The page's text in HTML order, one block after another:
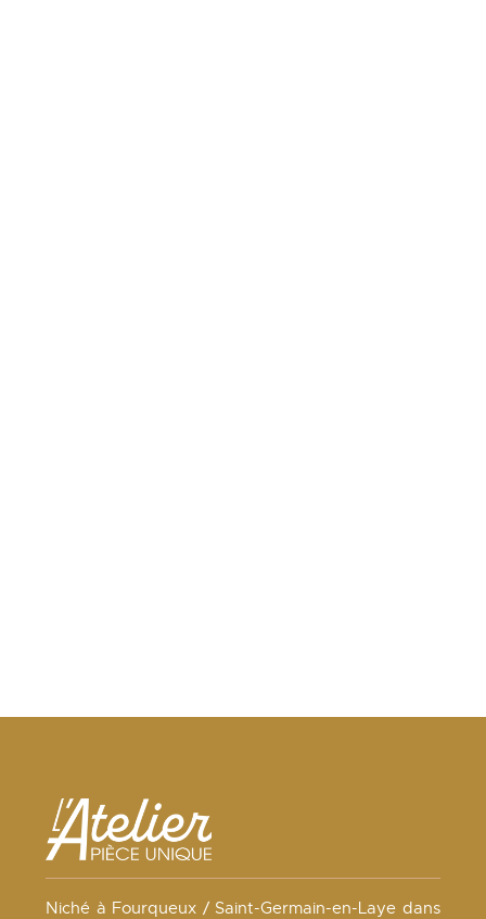
Niché à Fourqueux / Saint-Germain-en-Laye dans